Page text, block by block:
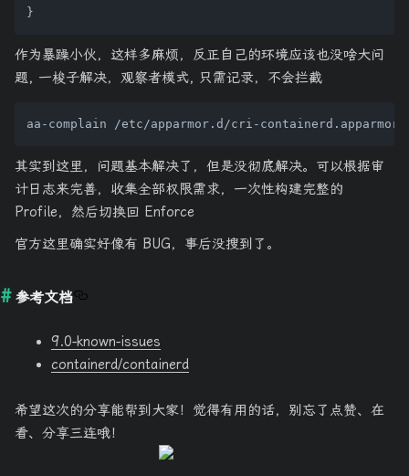
作为暴躁小伙，这样多麻烦，反正自己的环境应该也没啥大问
题, 一梭子解决，观察者模式, 只需记录，不会拦截
其实到这里，问题基本解决了，但是没彻底解决。可以根据审
计日志来完善，收集全部权限需求，一次性构建完整的
Profile，然后切换回 Enforce
官方这里确实好像有 BUG，事后没搜到了。
参考文档
9.0-known-issues
containerd/containerd
希望这次的分享能帮到大家！觉得有用的话，别忘了点赞、在
看、分享三连哦！